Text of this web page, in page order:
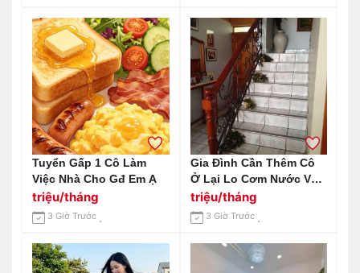
Tuyển Gấp 1 Cô Làm
Việc Nhà Cho Gđ Em Ạ
triệu/tháng
3 Giờ Trước
Gia Đình Cần Thêm Cô
Ở Lại Lo Cơm Nước Và
Sinh Hoạt Hằng Ngày. Ở
Bình Tân
triệu/tháng
3 Giờ Trước